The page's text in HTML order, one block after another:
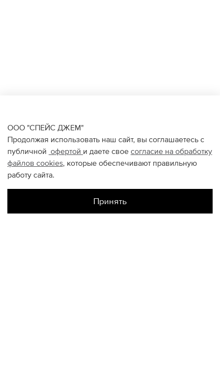
ООО "СПЕЙС ДЖЕМ"
Продолжая использовать наш сайт, вы соглашаетесь с
публичной офертой и даете свое согласие на обработку
файлов cookies, которые обеспечивают правильную
работу сайта.
Принять